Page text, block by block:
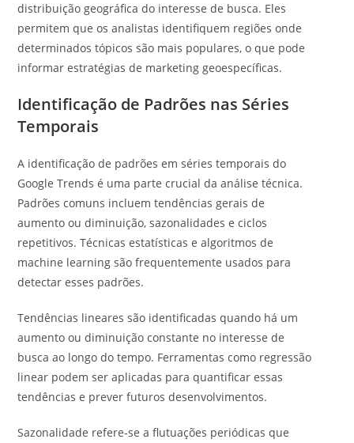
distribuição geográfica do interesse de busca. Eles
permitem que os analistas identifiquem regiões onde
determinados tópicos são mais populares, o que pode
informar estratégias de marketing geoespecíficas.
Identificação de Padrões nas Séries
Temporais
A identificação de padrões em séries temporais do
Google Trends é uma parte crucial da análise técnica.
Padrões comuns incluem tendências gerais de
aumento ou diminuição, sazonalidades e ciclos
repetitivos. Técnicas estatísticas e algoritmos de
machine learning são frequentemente usados para
detectar esses padrões.
Tendências lineares são identificadas quando há um
aumento ou diminuição constante no interesse de
busca ao longo do tempo. Ferramentas como regressão
linear podem ser aplicadas para quantificar essas
tendências e prever futuros desenvolvimentos.
Sazonalidade refere-se a flutuações periódicas que